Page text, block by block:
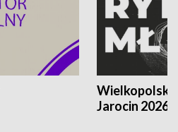
Jarocin 2026